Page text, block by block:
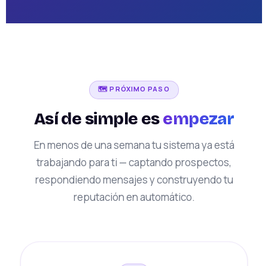
🗺️ PRÓXIMO PASO
Así de simple esempezar
En menos de una semana tu sistema ya está
trabajando para ti — captando prospectos,
respondiendo mensajes y construyendo tu
reputación en automático.